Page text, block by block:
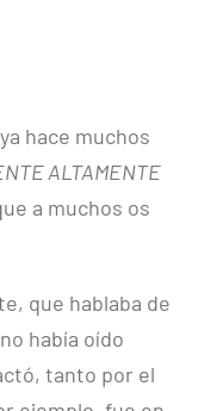
hace muchos
ALTAMENTE
a muchos os
que hablaba de
había oído
tanto por el